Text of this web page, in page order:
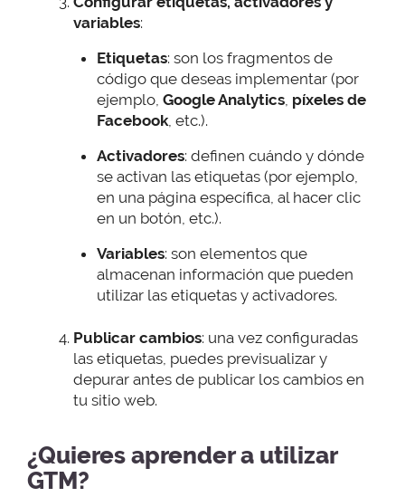
variables:
Etiquetas: son los fragmentos de
código que deseas implementar (por
ejemplo, Google Analytics, píxeles de
Facebook, etc.).
Activadores: definen cuándo y dónde
se activan las etiquetas (por ejemplo,
en una página específica, al hacer clic
en un botón, etc.).
Variables: son elementos que
almacenan información que pueden
utilizar las etiquetas y activadores.
Publicar cambios: una vez configuradas
las etiquetas, puedes previsualizar y
depurar antes de publicar los cambios en
tu sitio web.
¿Quieres aprender a utilizar
GTM?